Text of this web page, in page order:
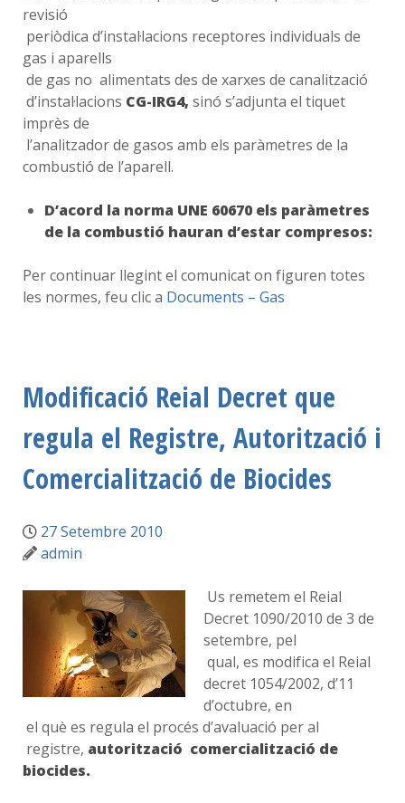
revisió
periòdica d’instal·lacions receptores individuals de
gas i aparells
de gas no alimentats des de xarxes de canalització
d’instal·lacions CG-IRG4, sinó s’adjunta el tiquet
imprès de
l’analitzador de gasos amb els paràmetres de la
combustió de l’aparell.
D’acord la norma UNE 60670 els paràmetres
de la combustió hauran d’estar compresos:
Per continuar llegint el comunicat on figuren totes
les normes, feu clic a Documents – Gas
Modificació Reial Decret que
regula el Registre, Autorització i
Comercialització de Biocides
27 Setembre 2010
admin
Us remetem el Reial
Decret 1090/2010 de 3 de
setembre, pel
qual, es modifica el Reial
decret 1054/2002, d’11
d’octubre, en
el què es regula el procés d’avaluació per al
registre, autorització comercialització de
biocides.